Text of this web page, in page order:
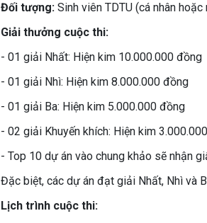
Đối tượng: Sinh viên TDTU (cá nhân
Giải thưởng cuộc thi:
- 01 giải Nhất: Hiện kim 10.000.000 đồng
- 01 giải Nhì: Hiện kim 8.000.000 đồng
- 01 giải Ba: Hiện kim 5.000.000 đồng
- 02 giải Khuyến khích: Hiện kim
- Top 10 dự án vào chung khảo sẽ nhận
Đặc biệt, các dự án đạt giải Nhất, Nhì và
Lịch trình cuộc thi: